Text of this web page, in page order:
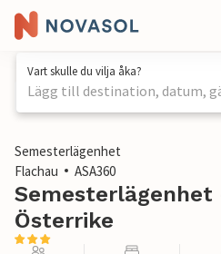
Vart skulle du vilja åka?
Lägg till destination, datum,
1 / 17
Semesterlägenhet
Flachau
ASA360
Semesterlägenhet
Österrike